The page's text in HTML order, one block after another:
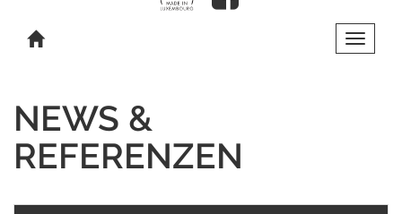
Toggle
NEWS &
REFERENZEN